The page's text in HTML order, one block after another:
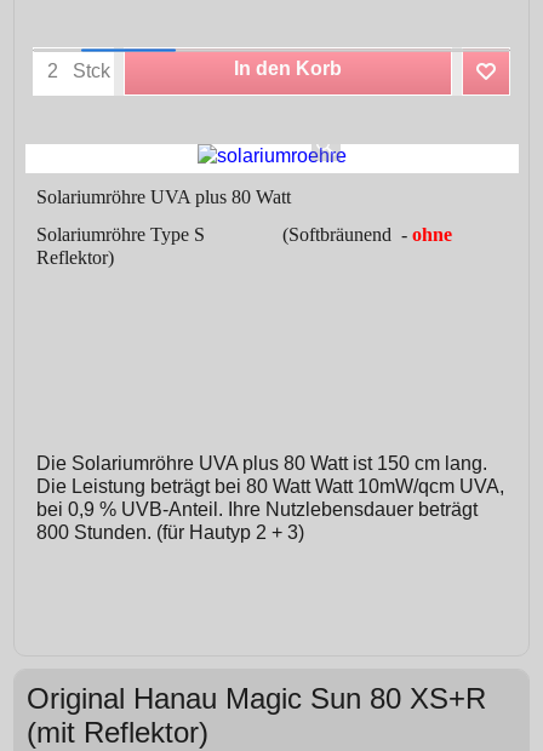
Stck In den Korb
Solariumröhre UVA plus 80 Watt
Solariumröhre Type S (Softbräunend - ohne
Reflektor)
Die Solariumröhre UVA plus 80 Watt ist 150 cm lang.
Die Leistung beträgt bei 80 Watt Watt 10mW/qcm UVA,
bei 0,9 % UVB-Anteil. Ihre Nutzlebensdauer beträgt
800 Stunden. (für Hautyp 2 + 3)
Original Hanau Magic Sun 80 XS+R
(mit Reflektor)